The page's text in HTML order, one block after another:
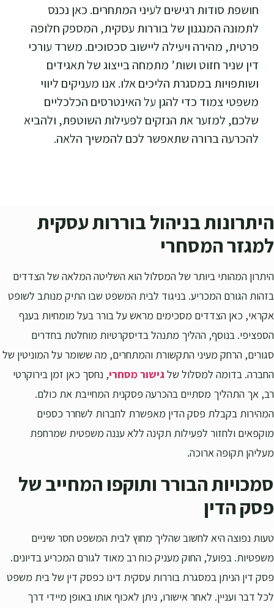
חושפת סודות רגישים לעיני המתחרים. כאן נכנס
לתמונה המנגנון של בוררות עסקית, המספק חלופה
פרטית, מהירה ויעילה ליישוב סכסוכים. משרד עורכי
דין שניר חזוט ושות’ מתמחה בייצוג של תאגידים
ושותפויות במסגרת הליכים אלו. אנו מעניקים ליווי
משפטי צמוד כדי להגן על האינטרסים הכלכליים
שלכם, למזער את הנזקים לפעילות השוטפת, ולהביא
להכרעה ברורה שתאפשר לכם להמשיך הלאה.
היתרונות בניהול בוררות עסקית
למגזר המסחרי
היתרון המהותי ביותר של המסלול הוא השליטה המלאה של הצדדים
בזהות הגורם המכריע. בניגוד לבית המשפט שבו התיק מנותב לשופט
אקראי, כאן הצדדים מסכימים מראש על בורר בעל מומחיות בענף
הספציפי. בנוסף, ההליך מתנהל בדיסקרטיות מוחלטת בחדרים
סגורים, הרחק מעיני התקשורת והמתחרים, מה ששומר על המוניטין של
החברה. בדומה למסלול שלגישור מסחרי, נחסך כאן זמן בירוקרטי
רב, אך התהליך מסתיים בהכרעה פסקנית המחייבת את כולם.
המהירות בקבלת פסק הדין מאפשרת לחברות לשחרר כספים
מוקפאים ולחזור לפעילות תקינה ללא עננה משפטית שמרחפת
מעליהן תקופה ארוכה.
סמכויות הבורר ותוקפו המחייב של
פסק הדין
טעות נפוצה היא לחשוב שהליך מחוץ לבית המשפט חסר שיניים
משפטיות. בפועל, החוק מעניק כוח רב מאוד לגורם המכריע בדיונים.
פסק דין הניתן במסגרת בוררות עסקית דינו כפסק דין של בית משפט
לכל דבר ועניין. לאחר אישורו, ניתן לאכוף אותו באופן מיידי דרך